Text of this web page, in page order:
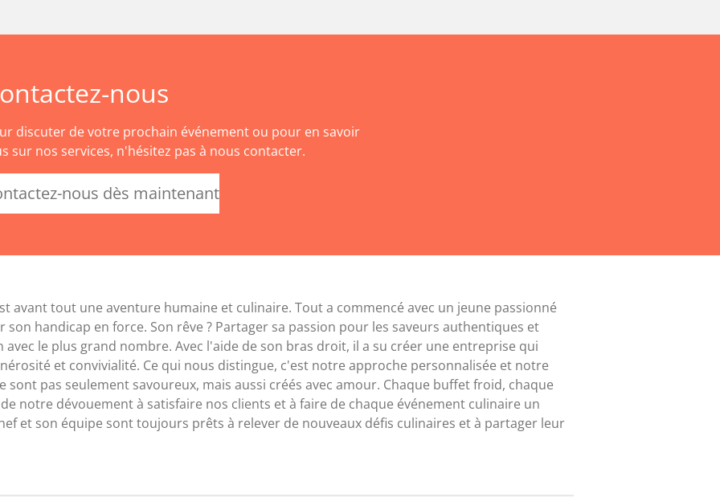
nous
discuter de votre prochain événement ou pour en savoir
sur nos services, n'hésitez pas à nous contacter.
nous dès maintenant
avant tout une aventure humaine et culinaire. Tout a commencé avec un jeune passionné
handicap en force. Son rêve ? Partager sa passion pour les saveurs authentiques et
le plus grand nombre. Avec l'aide de son bras droit, il a su créer une entreprise qui
et convivialité. Ce qui nous distingue, c'est notre approche personnalisée et notre
pas seulement savoureux, mais aussi créés avec amour. Chaque buffet froid, chaque
notre dévouement à satisfaire nos clients et à faire de chaque événement culinaire un
et son équipe sont toujours prêts à relever de nouveaux défis culinaires et à partager leur